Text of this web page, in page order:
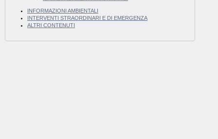
INFORMAZIONI AMBIENTALI
INTERVENTI STRAORDINARI E DI EMERGENZA
ALTRI CONTENUTI